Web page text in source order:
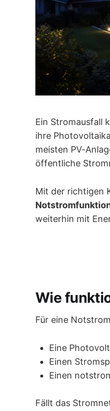
Ein Stromausfall
ihre
meisten PV-
öffentliche
Mit der richtigen
weiterhin mit
Wie
Für eine
Eine
Einen
Einen
Fällt das